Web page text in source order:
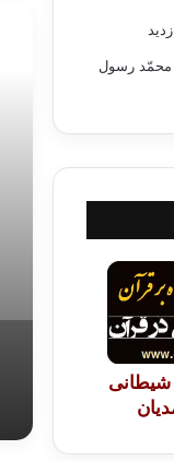
رسول
شیطانی